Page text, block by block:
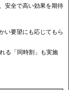
安全で高い効果を期待
い要望にも応じてもら
る「同時割」も実施